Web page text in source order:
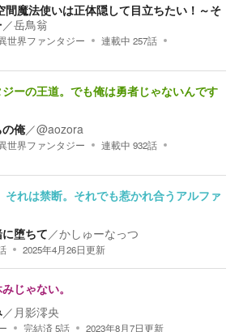
間魔法使いは正体隠して目立ちたい！～そ
／岳鳥翁
世界ファンタジー 連載中 257話
ーの王道。でも俺は勇者じゃないんです
俺／@aozora
世界ファンタジー 連載中 932話
それは禁断。それでも惹かれ合うアルファ
堕ちて ／かしゅーなっつ
2025年4月26日更新
じゃない。
／ 月影澪央
完結済5話 2023年8月7日更新